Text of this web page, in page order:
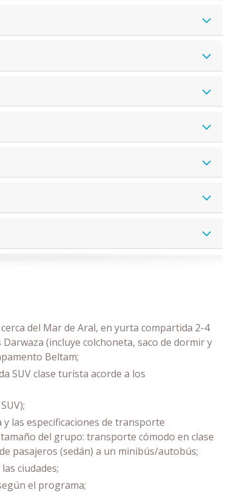
del Mar de Aral, en yurta compartida 2-4
(incluye colchoneta, saco de dormir y
Beltam;
SUV clase turista acorde a los
las especificaciones de transporte
del grupo: transporte cómodo en clase
pasajeros (sedán) a un minibús/autobús;
ciudades;
el programa;